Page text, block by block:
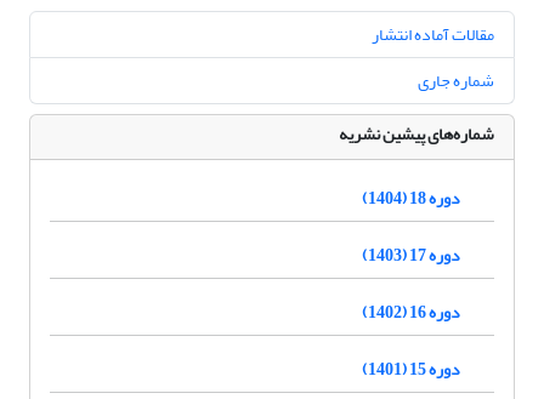
مقالات آماده انتشار
شماره جاری
شماره‌های پیشین نشریه
دوره 18 (1404)
دوره 17 (1403)
دوره 16 (1402)
دوره 15 (1401)